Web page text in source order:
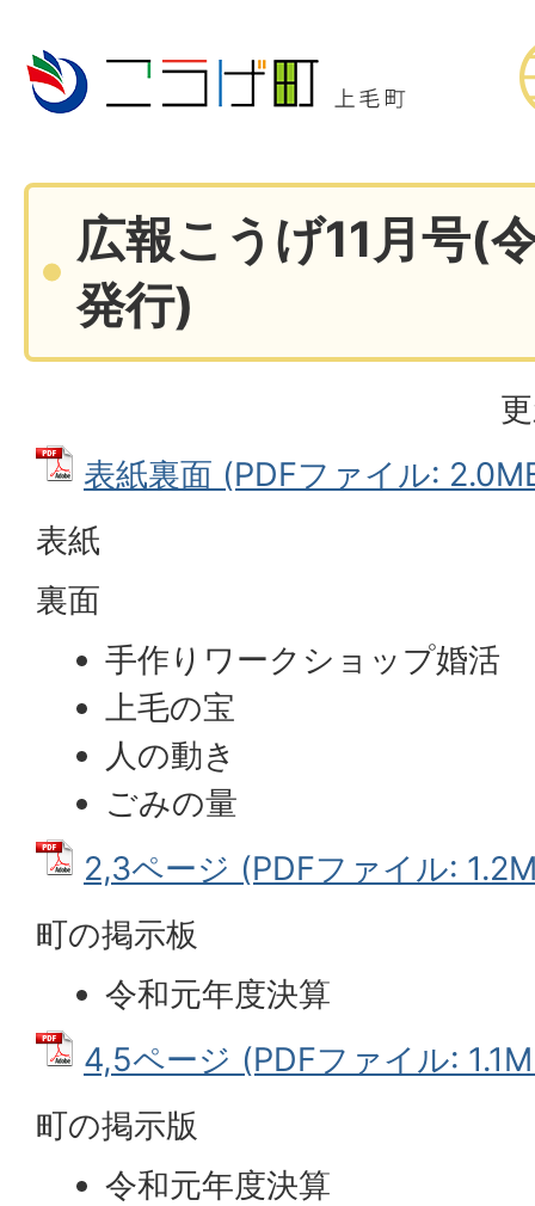
広報こうげ11月号(
発行)
表紙裏面 (PDFファイル:
表紙
裏面
手作りワークショップ婚活
上毛の宝
人の動き
ごみの量
2,3ページ (PDFファイル:
町の掲示板
令和元年度決算
4,5ページ (PDFファイル:
町の掲示版
令和元年度決算